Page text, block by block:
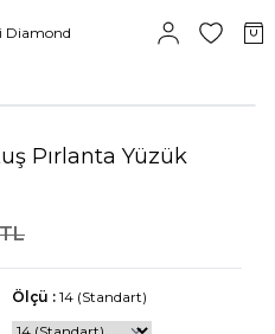
Pırlanta Yüzük
Ölçü : 14 (Standart)